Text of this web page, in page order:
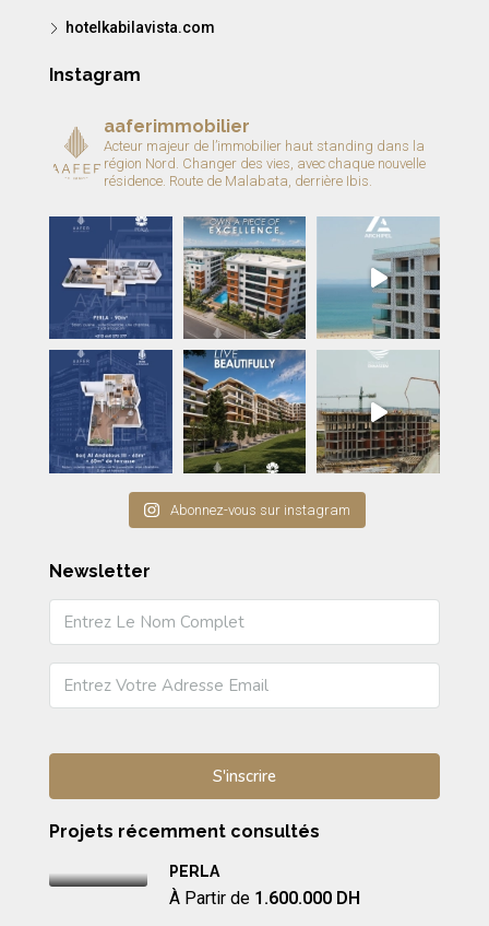
hotelkabilavista.com
Instagram
aaferimmobilier
Acteur majeur de l’immobilier haut standing dans la
région Nord. Changer des vies, avec chaque nouvelle
résidence. Route de Malabata, derrière Ibis.
Abonnez-vous sur instagram
Newsletter
Projets récemment consultés
PERLA
À Partir de 1.600.000 DH